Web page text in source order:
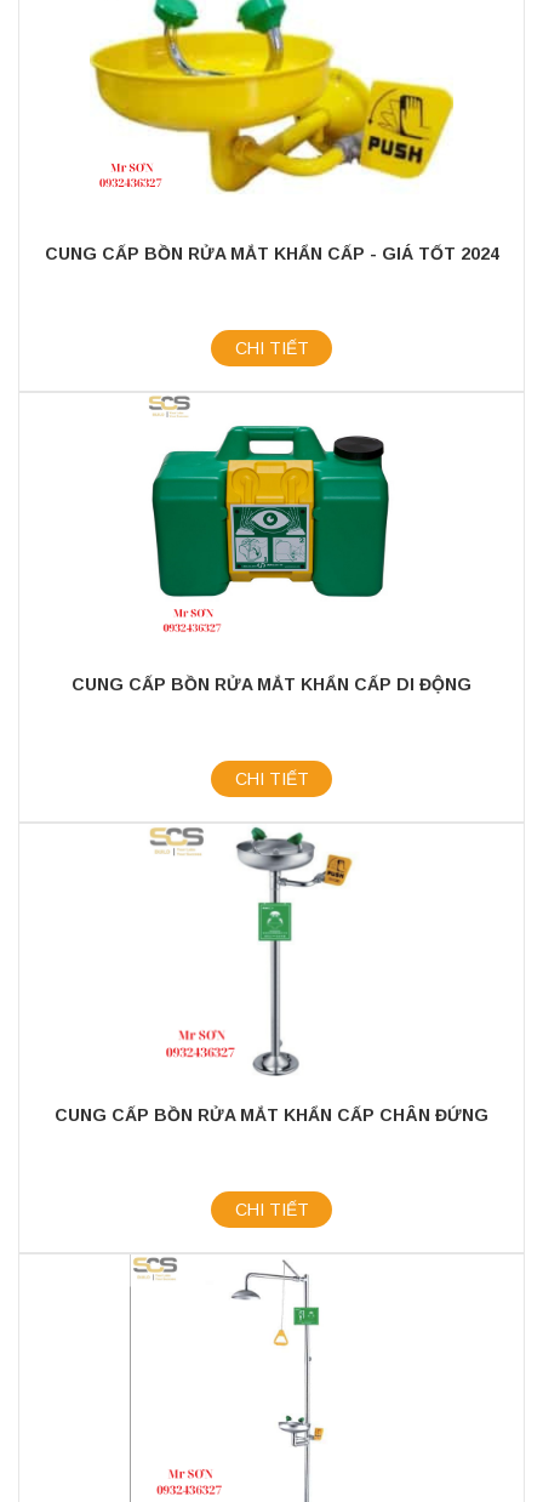
CUNG CẤP BỒN RỬA MẮT KHẨN CẤP - GIÁ TỐT 2024
CHI TIẾT
CUNG CẤP BỒN RỬA MẮT KHẨN CẤP DI ĐỘNG
CHI TIẾT
CUNG CẤP BỒN RỬA MẮT KHẨN CẤP CHÂN ĐỨNG
CHI TIẾT